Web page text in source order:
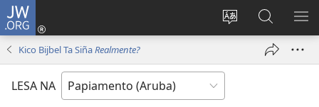
JW.ORG
Cambia
Log
window)
Busca
Riba
JW.ORG
Kico Bijbel Ta SiñaRealmente?
LESA NA